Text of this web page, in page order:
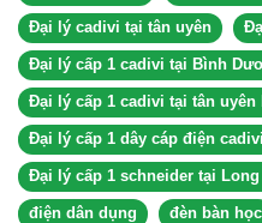
Đại lý cadivi tại tân uyên
Đại lý cấp 1 cadivi tại Bình
Đại lý cấp 1 cadivi tại tân
Đại lý cấp 1 dây cáp điện
Đại lý cấp 1 schneider tại
điện dân dụng đèn bàn học